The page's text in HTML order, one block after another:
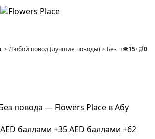
> Любой повод (лучшие поводы) > Без повода>
👁️15•🛒0
баллами +35 AED баллами +62